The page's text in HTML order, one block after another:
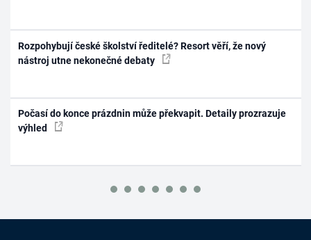
Rozpohybují české školství ředitelé? Resort věří, že nový
nástroj utne nekonečné debaty
Počasí do konce prázdnin může překvapit. Detaily prozrazuje
výhled